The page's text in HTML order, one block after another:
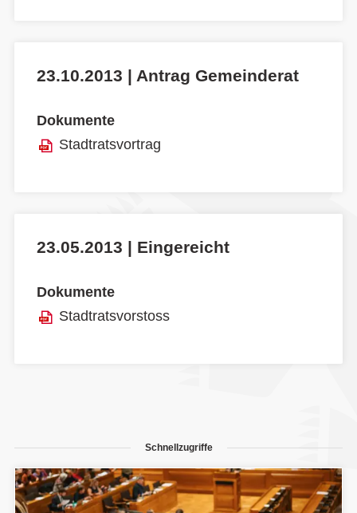
23.10.2013 | Antrag Gemeinderat
Dokumente
Stadtratsvortrag
23.05.2013 | Eingereicht
Dokumente
Stadtratsvorstoss
Schnellzugriffe